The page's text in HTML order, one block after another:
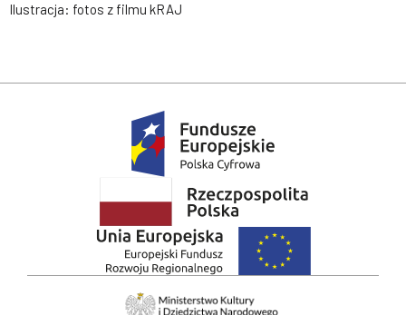
Ilustracja: fotos z filmu kRAJ